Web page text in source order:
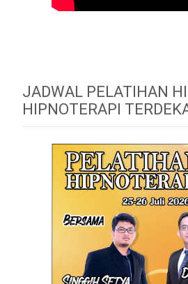
JADWAL PELATIHAN
HIPNOTERAPI